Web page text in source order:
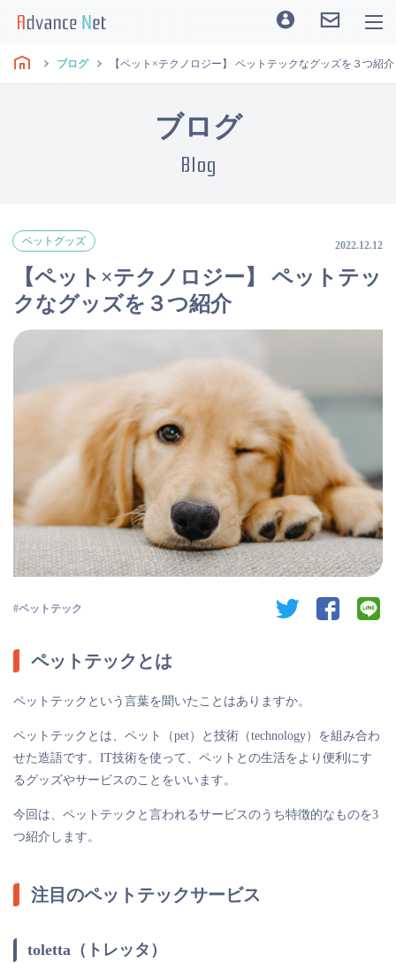
ブログ 【ペット×テクノロジー】 ペットテックなグッズを３つ紹介
ブログ
Blog
ペットグッズ 2022.12.12
【ペット×テクノロジー】 ペットテッ
クなグッズを３つ紹介
ペットテック twitter facebook
ペットテックとは
ペットテックという言葉を聞いたことはありますか。
ペットテックとは、ペット（pet）と技術（technology）を組み合わ
せた造語です。IT技術を使って、ペットとの生活をより便利にす
るグッズやサービスのことをいいます。
今回は、ペットテックと言われるサービスのうち特徴的なものを3
つ紹介します。
注目のペットテックサービス
toletta（トレッタ）